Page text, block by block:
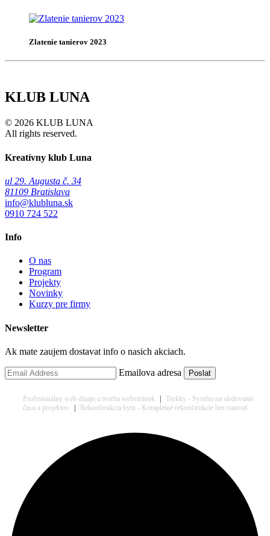
Zlatenie tanierov 2023
KLUB LUNA
© 2026 KLUB LUNA
All rights reserved.
Kreatívny klub Luna
ul 29. Augusta č. 34
81109 Bratislava
info@klubluna.sk
0910 724 522
Info
O nas
Program
Projekty
Novinky
Kurzy pre firmy
Newsletter
Ak mate zaujem dostavat info o nasich akciach.
Emailova adresa
Profesionálny web dizajn a tvorba webstránok | Trekky - Systém na sledovanie
času a projektov | Rekonštrukcia bytu - Kompletné rekonštrukcie bez starostí